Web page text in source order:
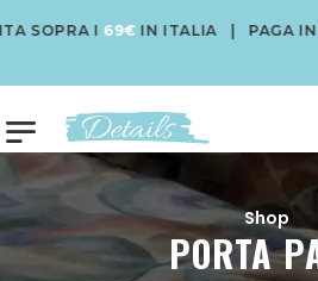
I69€IN ITALIA | PAGA IN3
Shop
PORTA